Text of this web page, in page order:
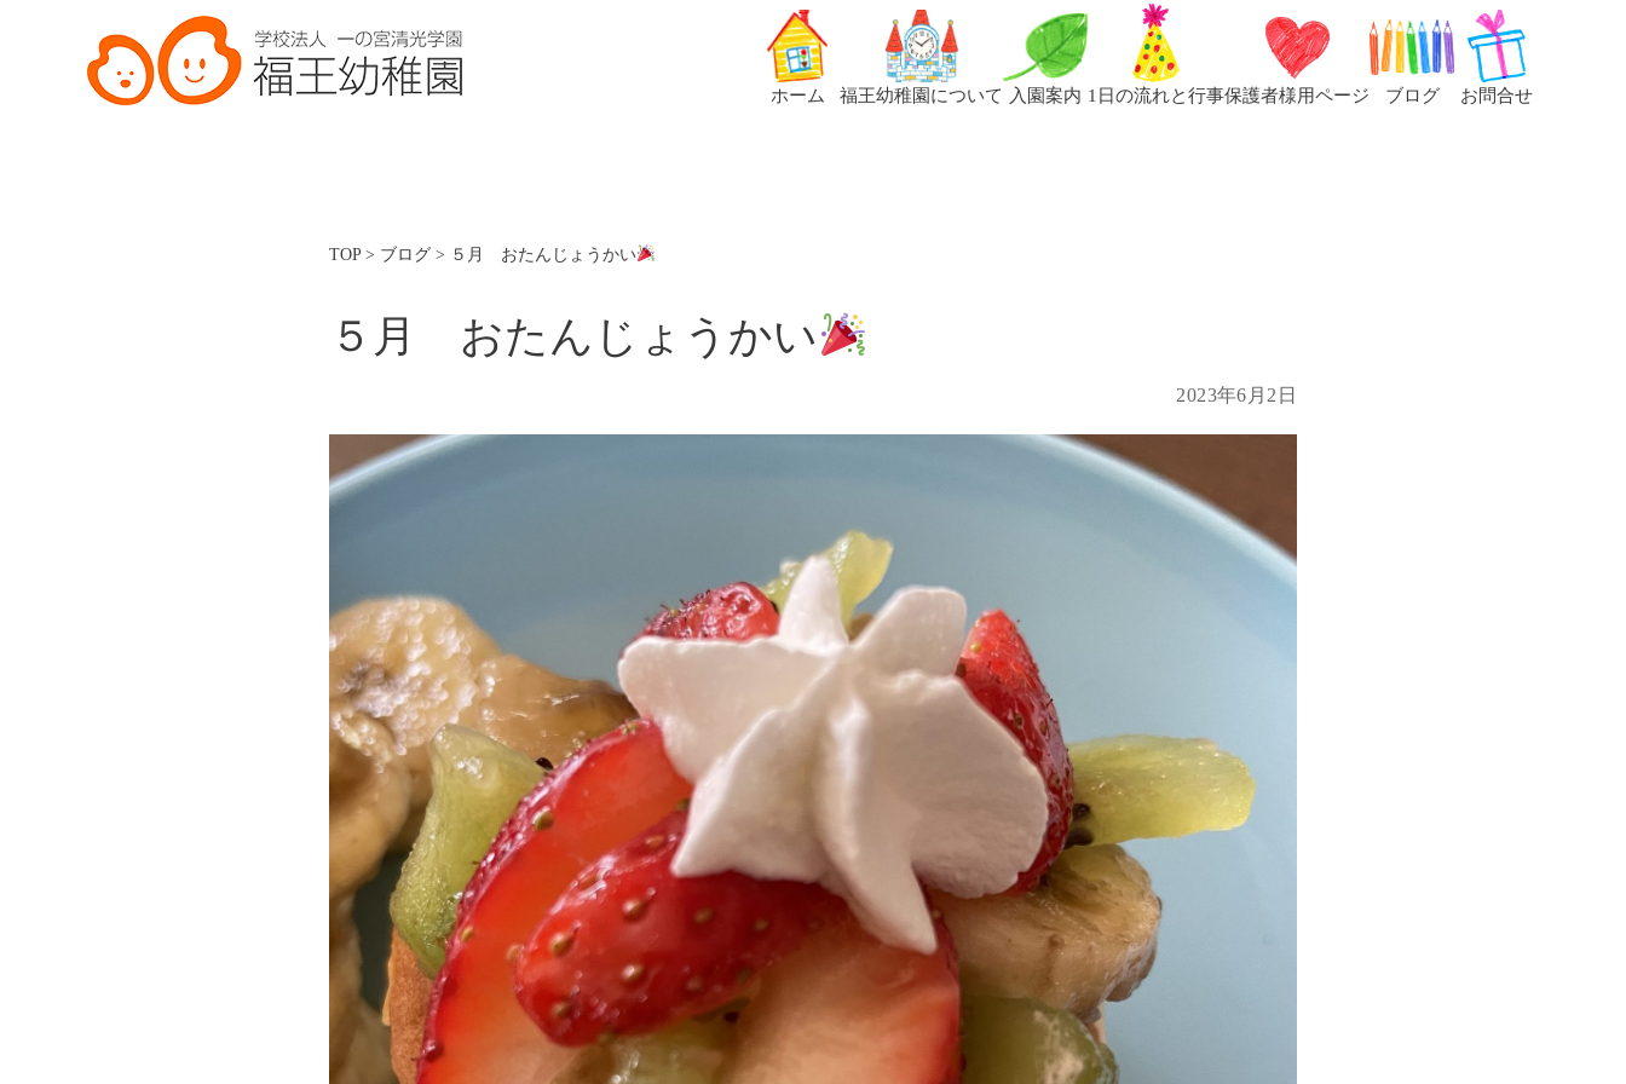
ホーム 福王幼稚園について 入園案内 1日の流れと行事保護者様用ページ ブログ お問合せ
TOP> ブログ > ５月 おたんじょうかい
５月 おたんじょうかい
2023年6月2日